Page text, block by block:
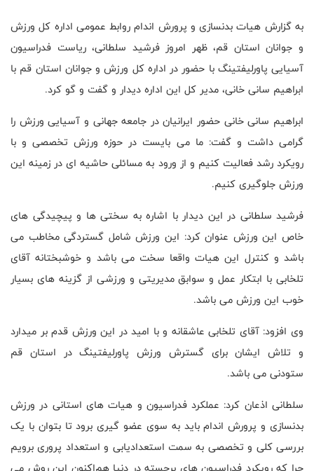
به گزارش هیات بدنسازی و پرورش اندام روابط عمومی اداره کل ورزش
و جوانان استان قم، ظهر امروز فرشید سلطانی، ریاست فدراسیون
آسیایی پاورلیفتینگ با حضور در اداره کل ورزش و جوانان استان قم با
ابراهیم سانی خانی، مدیر کل این اداره دیدار و گفت و گو کرد.
ابراهیم سانی خانی حضور ایرانیان در جامعه جهانی و آسیایی ورزش را
گرامی داشت و گفت: ما می بایست در حوزه ورزش تخصصی و با
رویکرد رشد فعالیت کنیم و از ورود به مسائلی حاشیه ای در زمینه این
ورزش جلوگیری کنیم.
فرشید سلطانی در این دیدار با اشاره به سختی ها و پیچیدگی های
خاص این ورزش عنوان کرد: این ورزش شامل گستردگی مخاطب می
باشد و کنترل این هیات واقعا سخت می باشد و خوشبختانه آقای
تلخابی با ابتکار عمل و سوابق مدیریتی و ورزشی از گزینه های بسیار
خوب این ورزش می باشد.
وی افزود: آقای تلخابی عاشقانه و با امید در این ورزش قدم بر میدارد
و تلاش ایشان برای گسترش ورزش پاورلیفتینگ در استان قم
ستودنی می باشد.
سلطانی اذعان کرد: عملکرد فدراسیون و هیات های استانی در ورزش
بدنسازی و پرورش اندام باید به سوی عضو گیری برود تا بتوان با یک
بررسی کلی و تخصصی به سمت استعدادیابی و استعداد پروری برویم